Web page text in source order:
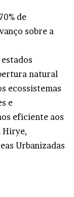
de
sobre a
natural
ecossistemas
e
eficiente aos
Hirye,
Urbanizadas